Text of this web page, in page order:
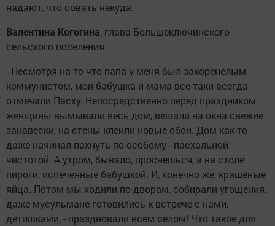
надают, что совать некуда.
Валентина Когогина, глава Большеключинского
сельского поселения:
- Несмотря на то что папа у меня был закоренелым
коммунистом, мои бабушка и мама все-таки всегда
отмечали Пасху. Непосредственно перед праздником
женщины вымывали весь дом, вешали на окна свежие
занавески, на стены клеили новые обои. Дом как-то
даже начинал пахнуть по-особому - пасхальной
чистотой. А утром, бывало, проснешься, а на столе
пироги, испеченные бабушкой. И, конечно же, крашеные
яйца. Потом мы ходили по дворам, собирали угощения,
даже мусульмане готовились к встрече с нами,
детишками, - праздновали всем селом! Что такое для